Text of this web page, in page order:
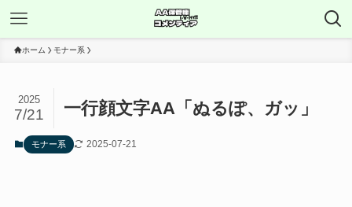
ホーム モナー系
一行顔文字AA「ぬるぽ、ガッ」
2025
7/21
モナー系 2025-07-21